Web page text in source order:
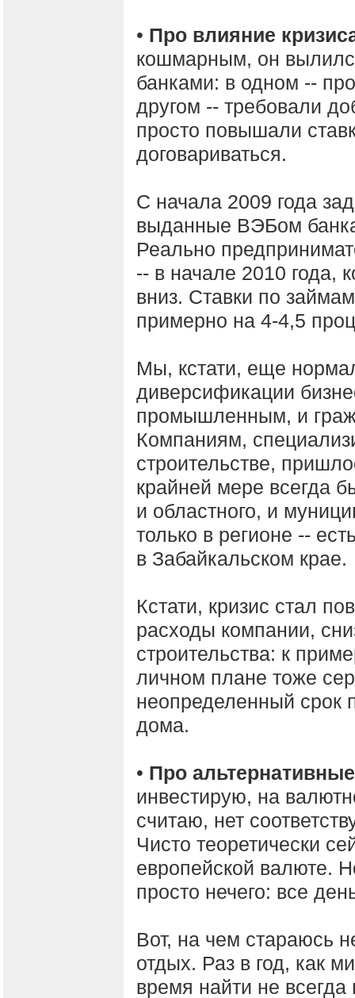
• Про влияние
кошмарным, он
банками: в одном --
другом -- требовали
просто повышали
договариваться.
С начала 2009 года
выданные ВЭБом
Реально
-- в начале 2010 года,
вниз. Ставки по
примерно на 4-4,5
Мы, кстати, еще
диверсификации
промышленным, и
Компаниям,
строительстве,
крайней мере всегда
и областного, и
только в регионе --
в Забайкальском крае.
Кстати, кризис стал
расходы компании,
строительства: к
личном плане тоже
неопределенный срок
дома.
• Про
инвестирую, на
считаю, нет
Чисто теоретически
европейской валюте.
просто нечего: все
Вот, на чем стараюсь
отдых. Раз в год, как
время найти не